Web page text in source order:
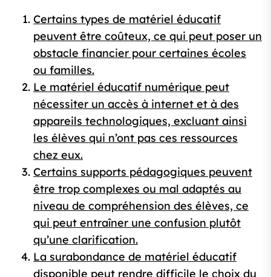
Certains types de matériel éducatif
peuvent être coûteux, ce qui peut poser un
obstacle financier pour certaines écoles
ou familles.
Le matériel éducatif numérique peut
nécessiter un accès à internet et à des
appareils technologiques, excluant ainsi
les élèves qui n’ont pas ces ressources
chez eux.
Certains supports pédagogiques peuvent
être trop complexes ou mal adaptés au
niveau de compréhension des élèves, ce
qui peut entraîner une confusion plutôt
qu’une clarification.
La surabondance de matériel éducatif
disponible peut rendre difficile le choix du